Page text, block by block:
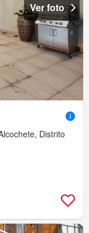
Ver foto
Distrito